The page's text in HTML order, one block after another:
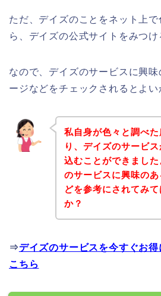
ただ、デイズのことをネット上
ら、デイズの公式サイトをみつ
なので、デイズのサービスに興
ージなどをチェックされるとよい
私自身が色々と調べ
り、デイズのサービ
込むことができまし
のサービスに興味の
どを参考にされてみ
か？
⇒デイズのサービスを今すぐお
こちら